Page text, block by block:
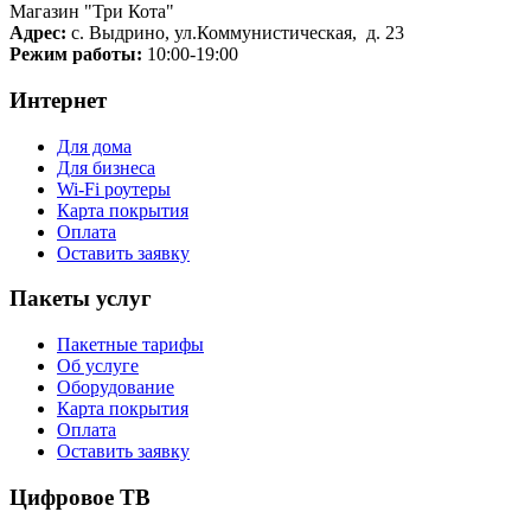
Магазин "Три Кота"
Адрес: с. Выдрино, ул.Коммунистическая, д. 23
Режим работы: 10:00-19:00
Интернет
Для дома
Для бизнеса
Wi-Fi роутеры
Карта покрытия
Оплата
Оставить заявку
Пакеты услуг
Пакетные тарифы
Об услуге
Оборудование
Карта покрытия
Оплата
Оставить заявку
Цифровое ТВ